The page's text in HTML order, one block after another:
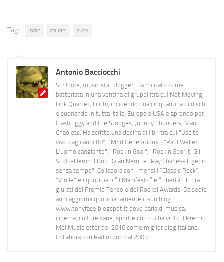
Tag: indie italiani punk
Antonio Bacciocchi
Scrittore, musicista, blogger. Ha militato come
batterista in una ventina di gruppi (tra cui Not Moving,
Link Quartet, Lilith), incidendo una cinquantina di dischi
e suonando in tutta Italia, Europa e USA e aprendo per
Clash, Iggy and the Stooges, Johnny Thunders, Manu
Chao etc. Ha scritto una decina di libri tra cui "Uscito
vivo dagli anni 80", "Mod Generations", "Paul Weller,
L’uomo cangiante", "Rock n Goal", "Rock n Spor"t, Gil
Scott-Heron Il Bob Dylan Nero" e "Ray Charles- Il genio
senza tempo". Collabora con i mensili “Classic Rock”,
"Vinile" e i quotidiani “Il Manifesto” e “Libertà”. E' tra i
giurati del Premio Tenco e del Rockol Awards. Da sedici
anni aggiorna quotidianamente il suo blog
www.tonyface.blogspot.it dove parla di musica,
cinema, culture varie, sport e con cui ha vinto il Premio
Mei Musicletter del 2016 come miglior blog italiano.
Collabora con Radiocoop dal 2003.